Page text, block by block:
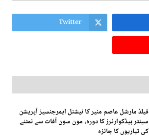
Twitter
فیلڈ مارشل عاصم منیر کا نیشنل ایمرجنسیز آپریشن
سینٹر ہیڈکوارٹرز کا دورہ، مون سون آفات سے نمٹنے
کی تیاریوں کا جائزہ